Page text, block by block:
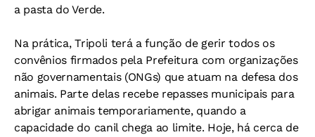
a pasta do Verde.
Na prática, Tripoli terá a função de gerir todos os
convênios firmados pela Prefeitura com organizações
não governamentais (ONGs) que atuam na defesa dos
animais. Parte delas recebe repasses municipais para
abrigar animais temporariamente, quando a
capacidade do canil chega ao limite. Hoje, há cerca de